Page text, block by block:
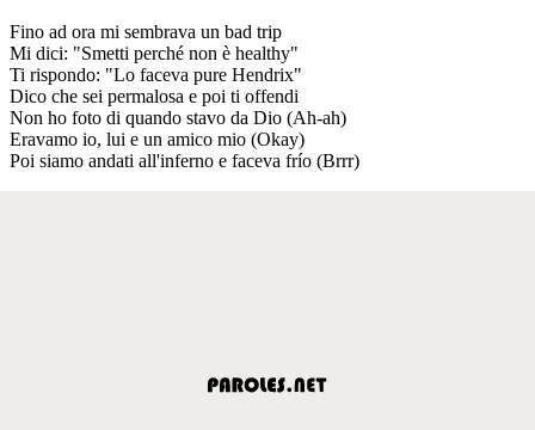
Fino ad ora mi sembrava un bad trip
Mi dici: "Smetti perché non è healthy"
Ti rispondo: "Lo faceva pure Hendrix"
Dico che sei permalosa e poi ti offendi
Non ho foto di quando stavo da Dio (Ah-ah)
Eravamo io, lui e un amico mio (Okay)
Poi siamo andati all'inferno e faceva frío (Brrr)